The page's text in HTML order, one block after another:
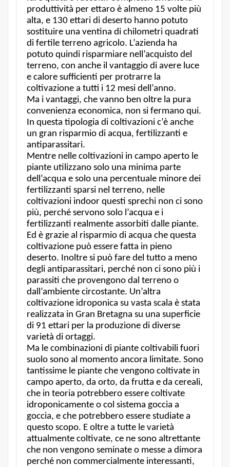
produttività per ettaro è almeno 15 volte più
alta, e 130 ettari di deserto hanno potuto
sostituire una ventina di chilometri quadrati
di fertile terreno agricolo. L’azienda ha
potuto quindi risparmiare nell’acquisto del
terreno, con anche il vantaggio di avere luce
e calore sufficienti per protrarre la
coltivazione a tutti i 12 mesi dell’anno.
Ma i vantaggi, che vanno ben oltre la pura
convenienza economica, non si fermano qui.
In questa tipologia di coltivazioni c’è anche
un gran risparmio di acqua, fertilizzanti e
antiparassitari.
Mentre nelle coltivazioni in campo aperto le
piante utilizzano solo una minima parte
dell’acqua e solo una percentuale minore dei
fertilizzanti sparsi nel terreno, nelle
coltivazioni indoor questi sprechi non ci sono
più, perché servono solo l’acqua e i
fertilizzanti realmente assorbiti dalle piante.
Ed è grazie al risparmio di acqua che questa
coltivazione può essere fatta in pieno
deserto. Inoltre si può fare del tutto a meno
degli antiparassitari, perché non ci sono più i
parassiti che provengono dal terreno o
dall’ambiente circostante. Un’altra
coltivazione idroponica su vasta scala è stata
realizzata in Gran Bretagna su una superficie
di 91 ettari per la produzione di diverse
varietà di ortaggi.
Ma le combinazioni di piante coltivabili fuori
suolo sono al momento ancora limitate. Sono
tantissime le piante che vengono coltivate in
campo aperto, da orto, da frutta e da cereali,
che in teoria potrebbero essere coltivate
idroponicamente o col sistema goccia a
goccia, e che potrebbero essere studiate a
questo scopo. E oltre a tutte le varietà
attualmente coltivate, ce ne sono altrettante
che non vengono seminate o messe a dimora
perché non commercialmente interessanti,